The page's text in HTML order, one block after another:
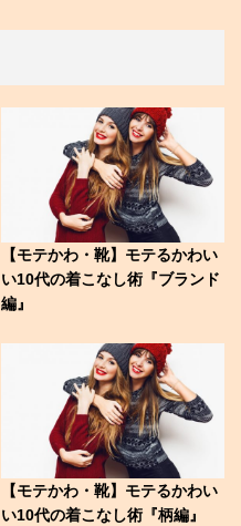
【モテかわ・靴】モテるかわい
い10代の着こなし術『ブランド
編』
【モテかわ・靴】モテるかわい
い10代の着こなし術『柄編』